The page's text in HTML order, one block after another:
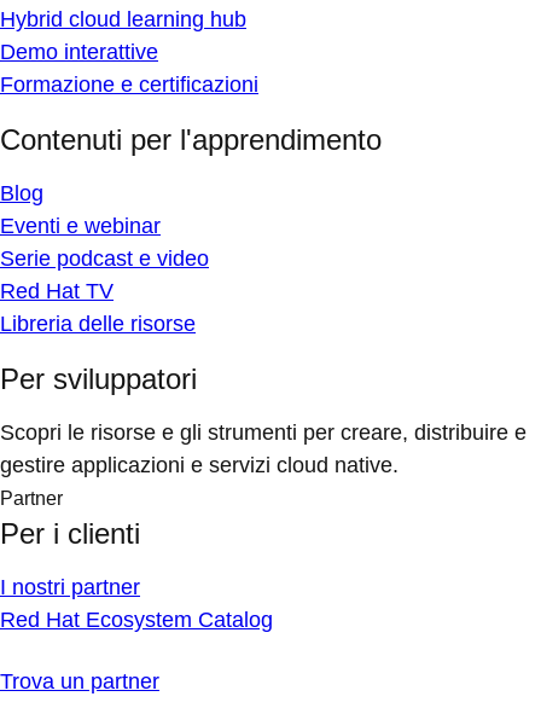
Hybrid cloud learning hub
Demo interattive
Formazione e certificazioni
Contenuti per l'apprendimento
Blog
Eventi e webinar
Serie podcast e video
Red Hat TV
Libreria delle risorse
Per sviluppatori
Scopri le risorse e gli strumenti per creare, distribuire e
gestire applicazioni e servizi cloud native.
Partner
Per i clienti
I nostri partner
Red Hat Ecosystem Catalog
Trova un partner